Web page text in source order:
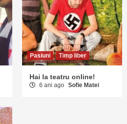
Pasiuni Timp liber
Hai la teatru online!
6 ani ago Sofie Matei